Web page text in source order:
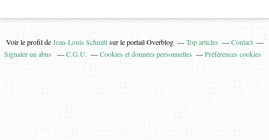
Voir le profil deJean-Louis Schmittsur le portail Overblog Top articles
Contact
Signaler un abus
C.G.U. Cookies et données personnelles Préférences cookies